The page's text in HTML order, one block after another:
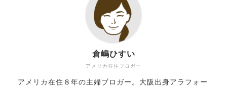
アメリカ在住ブロガー
倉嶋ひすい
アメリカ在住８年の主婦ブロガー。大阪出身アラフォー